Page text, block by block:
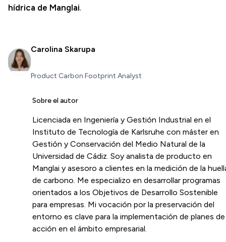
hídrica de Manglai.
Carolina Skarupa
Product Carbon Footprint Analyst
Sobre el autor
Licenciada en Ingeniería y Gestión Industrial en el
Instituto de Tecnología de Karlsruhe con máster en
Gestión y Conservación del Medio Natural de la
Universidad de Cádiz. Soy analista de producto en
Manglai y asesoro a clientes en la medición de la
de carbono. Me especializo en desarrollar programas
orientados a los Objetivos de Desarrollo Sostenible
para empresas. Mi vocación por la preservación del
entorno es clave para la implementación de planes de
acción en el ámbito empresarial.